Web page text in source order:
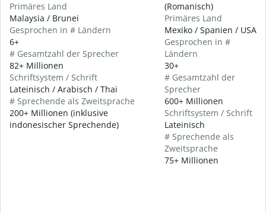
Primäres Land
Malaysia / Brunei
Gesprochen in # Ländern
6+
# Gesamtzahl der Sprecher
82+ Millionen
Schriftsystem / Schrift
Lateinisch / Arabisch / Thai
# Sprechende als Zweitsprache
200+ Millionen (inklusive
indonesischer Sprechende)
(Romanisch)
Primäres Land
Mexiko / Spanien / USA
Gesprochen in #
Ländern
30+
# Gesamtzahl der
Sprecher
600+ Millionen
Schriftsystem / Schrift
Lateinisch
# Sprechende als
Zweitsprache
75+ Millionen